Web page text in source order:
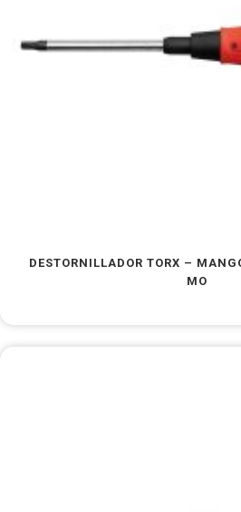
DESTORNILLADOR TORX –
MO